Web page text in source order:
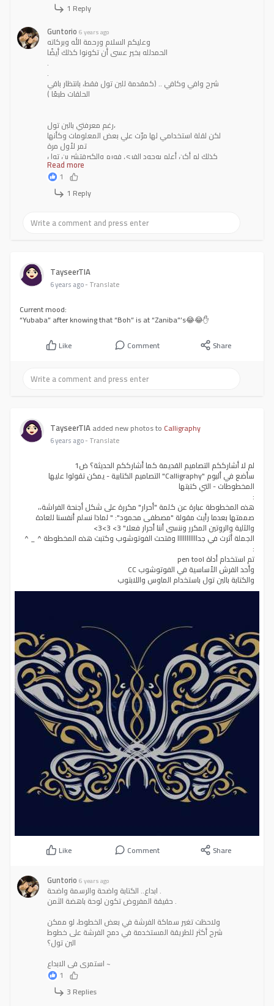
1 Reply
Guntorio 6 years ago
وعليكم السلام ورحمة الله وبركاته
الحمدلله بخير عسى أن تكونوا كذلك أيضًا
.
.
شرح وافي وكافي .. (كمقدمة للبن تول فقط، بانتظار باقي
الحلقات طبعًا )
رغم معرفتي بالبن تول،
لكن لقلة استخدامي لها مرّت علي بعض المعلومات وكأنها
تمر لأول مرة
كذلك لم أكن أعلم بوجود الفري فورم والكيرفتشر بن تول
الدرس من الناحية التقنية ممتاز جدًا
ممكن كان ينقصه طلب تطبيق عملي من المتابعين، حتى
يكون هناك دافع أقوى للتجربة
فرصة ظهوره في البحث و THUMBNAIL مرتب حتى يشجع
من يجد الدرس أن يضغط عليه)
Read more
1
1 Reply
TayseerTIA
6 years ago- Translate
Current mood:
“Yubaba” after knowing that “Boh” is at “Zaniba”’s😂😂✋️
Like
Comment Share
TayseerTIAadded new photos to Calligraphy
6 years ago- Translate
لم لا أشارككم التصاميم القديمة كما أشارككم الحديثة؟ ض1
سأضع في ألبوم "Calligraphy" التصاميم الكتابية - يمكن تقولوا عليها
المخطوطات - التي كتبتها
:
هذه المخطوطة عبارة عن كلمة "أحرار" مكررة على شكل أجنحة الفراشة،،
صممتها بعدما رأيت مقولة "مصطفى محمود": " لماذا نسلم أنفسنا للعادة
والآلية والروتين المكرر وننسى أننا أحرار فعلا" 3> 3>3>
الجملة أثرت في جدااااااااااا وفتحت الفوتوشوب وكتبت هذه المخطوطة ^ _ ^
:
تم استخدام أداة pen tool
وأحد الفرش الأساسية في الفوتوشوب CC
والكتابة بالبن تول باستخدام الماوس واللابتوب
Like Comment Share
Guntorio 6 years ago
ابداع.. الكتابة واضحة والرسمة واضحة .
حقيقة المفروض تكون لوحة باهضة الثمن .
ولاحظت تغير سماكة الفرشة في بعض الخطوط، لو ممكن
شرح أكثر للطريقة المستخدمة في دمج الفرشة على خطوط
البن تول؟
استمري في الابداع ~
1
3 Replies